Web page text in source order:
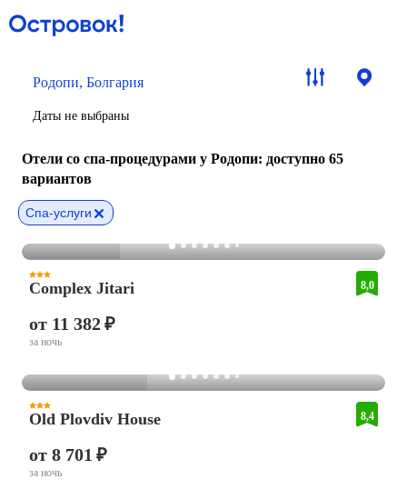
Родопи, Болгария
Даты не выбраны
Отели со спа-процедурами у Родопи: доступно 65
вариантов
Спа-услуги
Complex Jitari 8,0
от 11 382 ₽
за ночь
Old Plovdiv House 8,4
от 8 701 ₽
за ночь